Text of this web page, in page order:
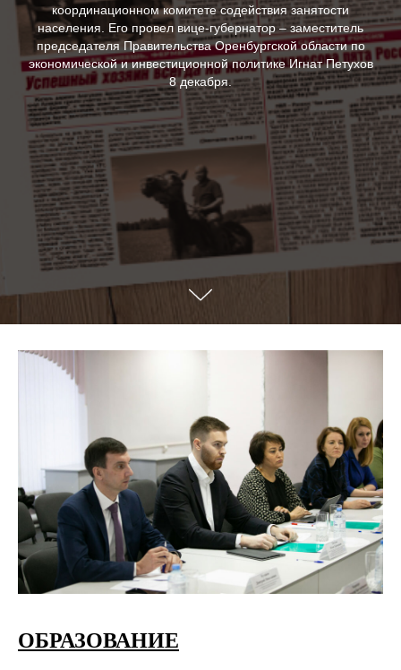
координационном комитете содействия занятости
населения. Его провел вице-губернатор – заместитель
председателя Правительства Оренбургской области по
экономической и инвестиционной политике Игнат Петухов
8 декабря.
ОБРАЗОВАНИЕ